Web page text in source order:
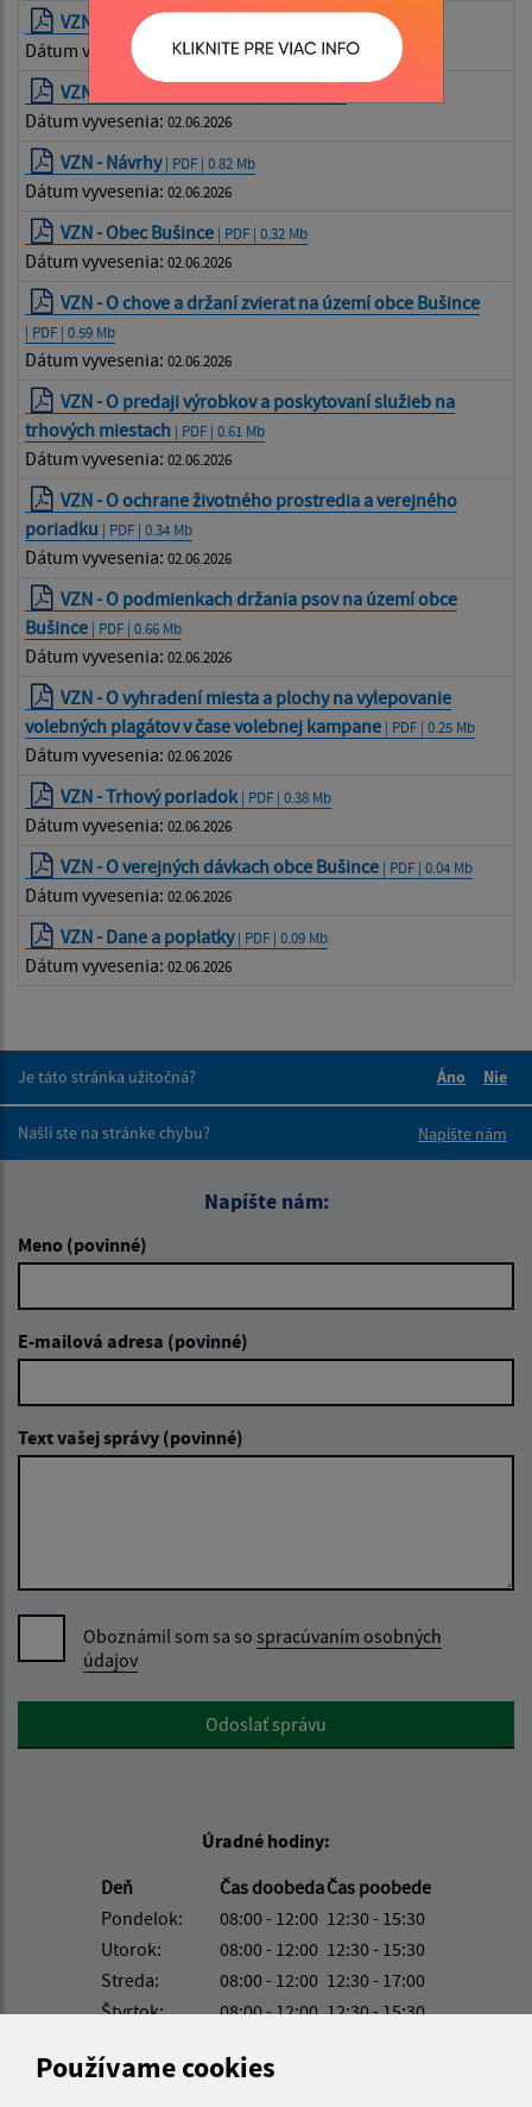
Používame cookies
VZN | PDF | 1.47 Mb
Dátum vyvesenia: 02.06.2026
VZN - Požiarny poriadok
Dátum vyvesenia: 02.06.2026
VZN - Návrhy| PDF | 0.82 Mb
Dátum vyvesenia: 02.06.2026
VZN - Obec Bušince | PDF | 0.32 Mb
Dátum vyvesenia: 02.06.2026
VZN - O chove a držaní zvierat na území obce Bušince
| PDF | 0.59 Mb
Dátum vyvesenia: 02.06.2026
VZN - O predaji výrobkov a poskytovaní služieb na
trhových miestach | PDF | 0.61 Mb
Dátum vyvesenia: 02.06.2026
VZN - O ochrane životného prostredia a verejného
poriadku | PDF | 0.34 Mb
Dátum vyvesenia: 02.06.2026
VZN - O podmienkach držania psov na území obce
Bušince | PDF | 0.66 Mb
Dátum vyvesenia: 02.06.2026
VZN - O vyhradení miesta a plochy na vylepovanie
volebných plagátov v čase volebnej kampane | PDF | 0.25 Mb
Dátum vyvesenia: 02.06.2026
VZN - Trhový poriadok | PDF | 0.38 Mb
Dátum vyvesenia: 02.06.2026
VZN - O verejných dávkach obce Bušince | PDF | 0.04 Mb
Dátum vyvesenia: 02.06.2026
VZN - Dane a poplatky| PDF | 0.09 Mb
Dátum vyvesenia: 02.06.2026
Je táto stránka užitočná?
Áno
Nie
Našli ste na stránke chybu?
Napíšte nám
Napíšte nám:
Meno (povinné)
E-mailová adresa (povinné)
Text vašej správy (povinné)
Oboznámil som sa so spracúvaním osobných
údajov
Google reCaptcha ResponseOdoslať správu
Úradné hodiny:
Deň
Čas doobedaČas poobede
Pondelok:
08:00 - 12:00 12:30 - 15:30
Utorok:
08:00 - 12:00 12:30 - 15:30
Streda:
08:00 - 12:00 12:30 - 17:00
Štvrtok:
08:00 - 12:00 12:30 - 15:30
Obedňajšia prestávka: